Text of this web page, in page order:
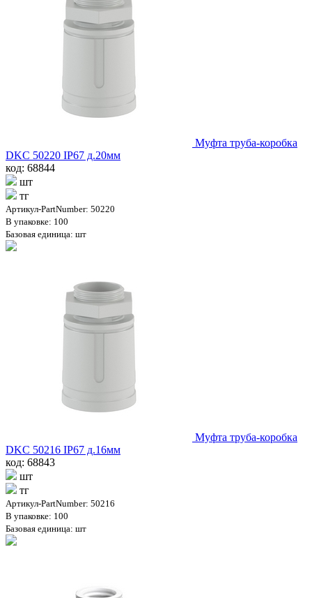
Муфта труба-коробка
DKC 50220 IP67 д.20мм
код: 68844
шт
тг
Артикул-PartNumber: 50220
В упаковке: 100
Базовая единица: шт
Муфта труба-коробка
DKC 50216 IP67 д.16мм
код: 68843
шт
тг
Артикул-PartNumber: 50216
В упаковке: 100
Базовая единица: шт